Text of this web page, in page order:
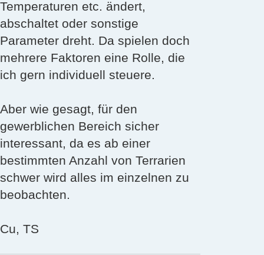
Temperaturen etc. ändert,
abschaltet oder sonstige
Parameter dreht. Da spielen doch
mehrere Faktoren eine Rolle, die
ich gern individuell steuere.
Aber wie gesagt, für den
gewerblichen Bereich sicher
interessant, da es ab einer
bestimmten Anzahl von Terrarien
schwer wird alles im einzelnen zu
beobachten.
Cu, TS